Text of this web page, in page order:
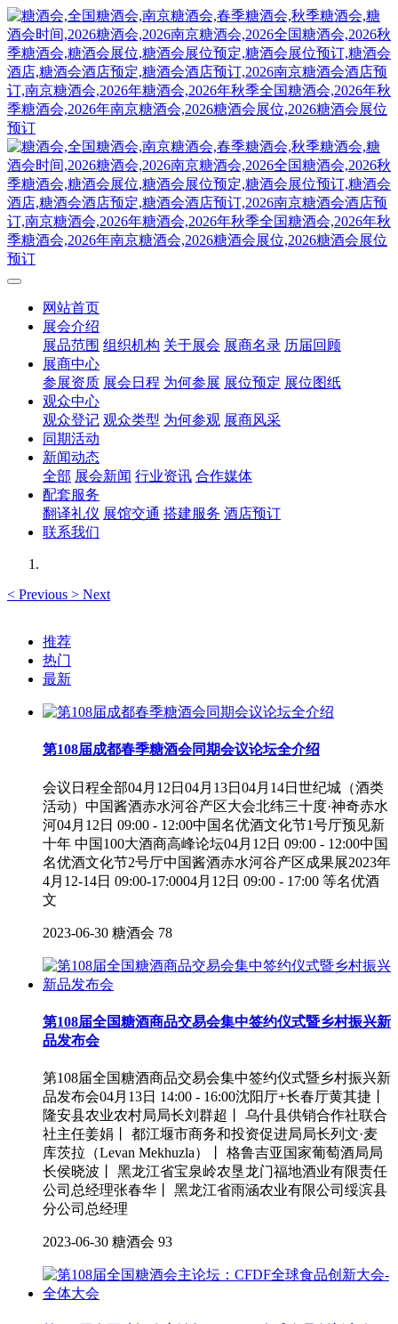
网站首页
展会介绍
展品范围 组织机构 关于展会 展商名录 历届回顾
展商中心
参展资质 展会日程 为何参展 展位预定 展位图纸
观众中心
观众登记 观众类型 为何参观 展商风采
同期活动
新闻动态
全部 展会新闻 行业资讯 合作媒体
配套服务
翻译礼仪 展馆交通 搭建服务 酒店预订
联系我们
< Previous > Next
推荐
热门
最新
第108届成都春季糖酒会同期会议论坛全介绍
会议日程全部04月12日04月13日04月14日世纪城（酒类
活动）中国酱酒赤水河谷产区大会北纬三十度·神奇赤水
河04月12日 09:00 - 12:00中国名优酒文化节1号厅预见新
十年 中国100大酒商高峰论坛04月12日 09:00 - 12:00中国
名优酒文化节2号厅中国酱酒赤水河谷产区成果展2023年
4月12-14日 09:00-17:0004月12日 09:00 - 17:00 等名优酒
文
2023-06-30 糖酒会 78
第108届全国糖酒商品交易会集中签约仪式暨乡村振兴新
品发布会
第108届全国糖酒商品交易会集中签约仪式暨乡村振兴新
品发布会04月13日 14:00 - 16:00沈阳厅+长春厅黄其捷丨
隆安县农业农村局局长刘群超丨 乌什县供销合作社联合
社主任姜娟丨 都江堰市商务和投资促进局局长列文·麦
库茨拉（Levan Mekhuzla）丨 格鲁吉亚国家葡萄酒局局
长侯晓波丨 黑龙江省宝泉岭农垦龙门福地酒业有限责任
公司总经理张春华丨 黑龙江省雨涵农业有限公司绥滨县
分公司总经理
2023-06-30 糖酒会 93